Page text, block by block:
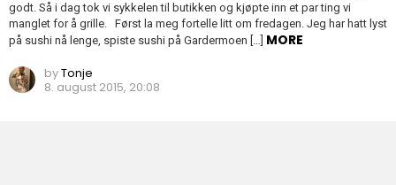
godt. Så i dag tok vi sykkelen til butikken og kjøpte inn et par ting vi
manglet for å grille. Først la meg fortelle litt om fredagen. Jeg har hatt lyst
på sushi nå lenge, spiste sushi på Gardermoen […] MORE
byTonje
8. august 2015, 20:08